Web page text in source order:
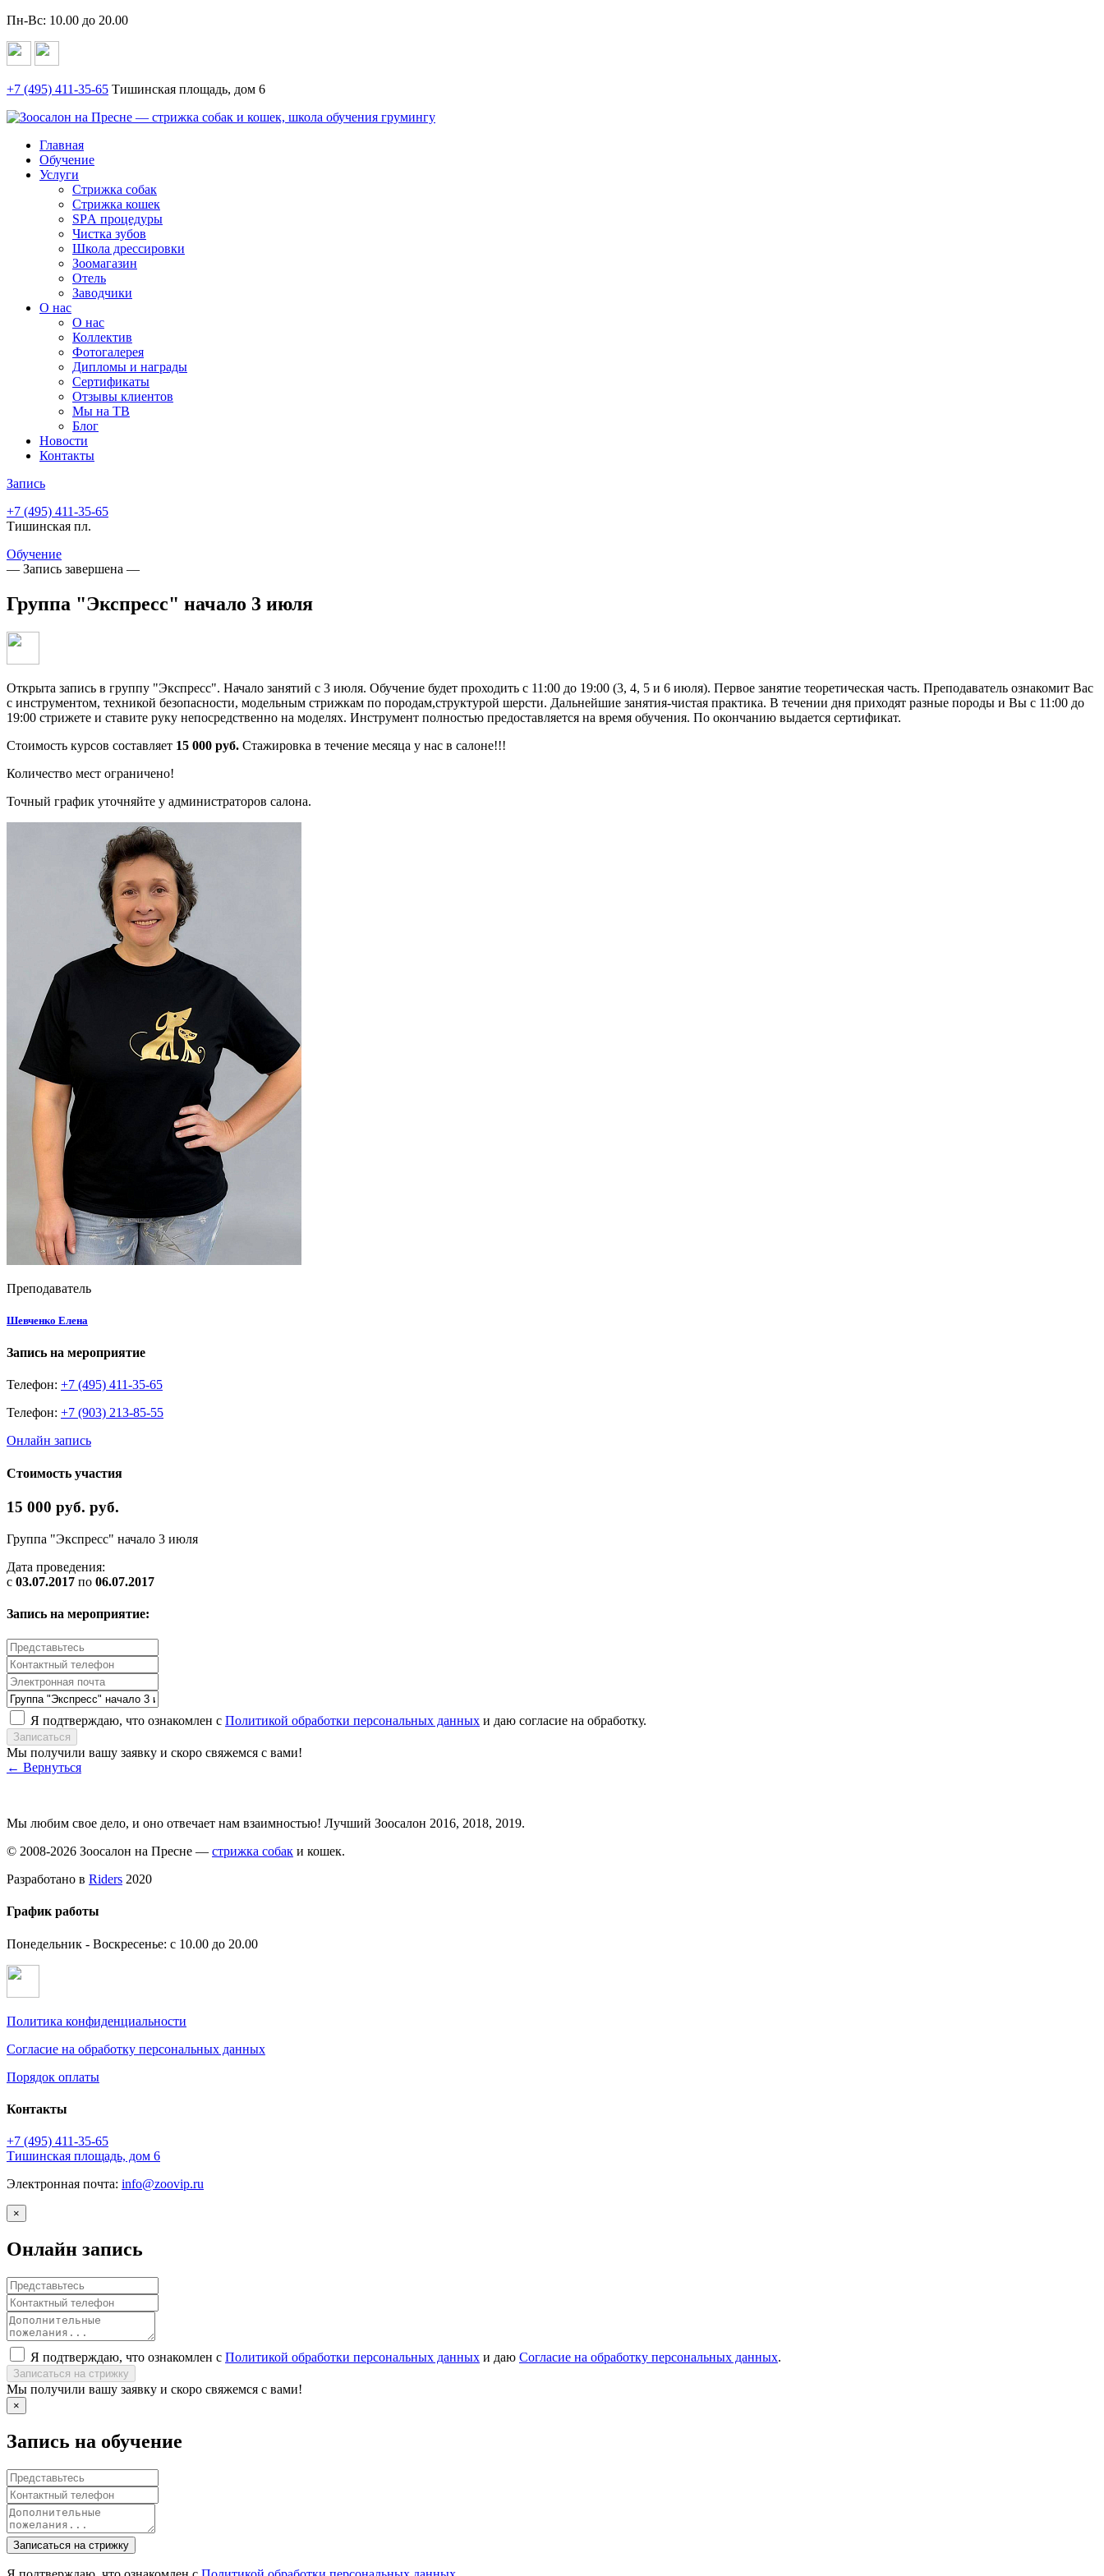
Пн-Вс: 10.00 до 20.00
+7 (495) 411-35-65 Тишинская площадь, дом 6
Главная
Обучение
Услуги
Стрижка собак
Стрижка кошек
SPА процедуры
Чистка зубов
Школа дрессировки
Зоомагазин
Отель
Заводчики
О нас
О нас
Коллектив
Фотогалерея
Дипломы и награды
Сертификаты
Отзывы клиентов
Мы на ТВ
Блог
Новости
Контакты
Запись
+7 (495) 411-35-65
Тишинская пл.
Обучение
— Запись завершена —
Группа "Экспресс" начало 3 июля
Открыта запись в группу "Экспресс". Начало занятий с 3 июля. Обучение будет проходить с 11:00 до 19:00 (3, 4, 5 и 6 июля). Первое занятие теоретическая часть. Преподаватель ознакомит Вас
с инструментом, техникой безопасности, модельным стрижкам по породам,структурой шерсти. Дальнейшие занятия-чистая практика. В течении дня приходят разные породы и Вы с 11:00 до
19:00 стрижете и ставите руку непосредственно на моделях. Инструмент полностью предоставляется на время обучения. По окончанию выдается сертификат.
Стоимость курсов составляет 15 000 руб. Стажировка в течение месяца у нас в салоне!!!
Количество мест ограничено!
Точный график уточняйте у администраторов салона.
Преподаватель
Шевченко Елена
Запись на мероприятие
Телефон: +7 (495) 411-35-65
Телефон: +7 (903) 213-85-55
Онлайн запись
Стоимость участия
15 000 руб. руб.
Группа "Экспресс" начало 3 июля
Дата проведения:
с 03.07.2017 по 06.07.2017
Запись на мероприятие:
Я подтверждаю, что ознакомлен с Политикой обработки персональных данных и даю согласие на обработку.
Записаться
Мы получили вашу заявку и скоро свяжемся с вами!
← Вернуться
Мы любим свое дело, и оно отвечает нам взаимностью! Лучший Зоосалон 2016, 2018, 2019.
© 2008-2026 Зоосалон на Пресне — стрижка собак и кошек.
Разработано в Riders 2020
График работы
Понедельник - Воскресенье: с 10.00 до 20.00
Политика конфиденциальности
Согласие на обработку персональных данных
Порядок оплаты
Контакты
+7 (495) 411-35-65
Тишинская площадь, дом 6
Электронная почта: info@zoovip.ru
×
Онлайн запись
Я подтверждаю, что ознакомлен с Политикой обработки персональных данных и даю Согласие на обработку персональных данных.
Записаться на стрижку
Мы получили вашу заявку и скоро свяжемся с вами!
×
Запись на обучение
Записаться на стрижку